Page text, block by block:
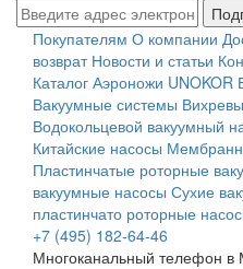
Покупателям О компании
возврат Новости и статьи
Каталог Аэроножи UNOKOR
Вакуумные системы
Водокольцевой вакуумный
Китайские насосы
Пластинчатые роторные
вакуумные насосы Сухие
пластинчато роторные
+7 (495) 182-64-46
Многоканальный телефон в